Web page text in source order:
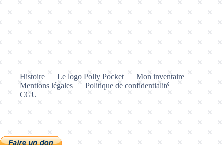
Histoire Le logo Polly Pocket
Mon inventaire
Mentions légales
Politique de confidentialité
CGU